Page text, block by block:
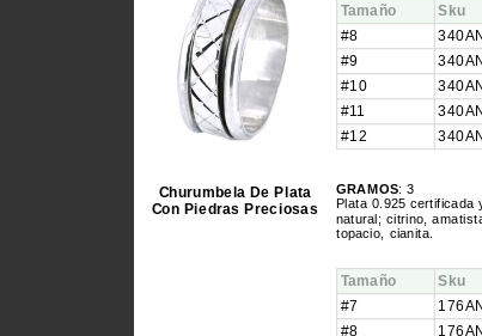
Tamaño Sku
#8
#9
#10
#11
#12
Churumbela De Plata
Con Piedras Preciosas
GRAMOS: 3
Plata 0.925 certificada
natural; citrino,
topacio, cianita.
Tamaño Sku
#7
#8